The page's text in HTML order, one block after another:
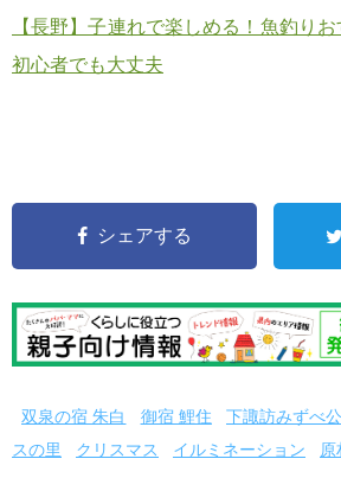
【長野】子連れで楽しめる！魚釣りお
初心者でも大丈夫
シェアする
双泉の宿 朱白 御宿 鯉住 下諏訪みずべ
スの里
クリスマス イルミネーション 原